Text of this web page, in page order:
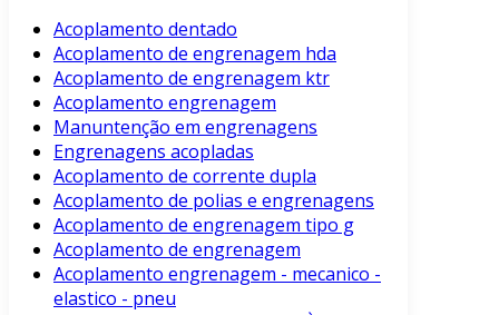
Acoplamento dentado
Acoplamento de engrenagem hda
Acoplamento de engrenagem ktr
Acoplamento engrenagem
Manuntenção em engrenagens
Engrenagens acopladas
Acoplamento de corrente dupla
Acoplamento de polias e engrenagens
Acoplamento de engrenagem tipo g
Acoplamento de engrenagem
Acoplamento engrenagem - mecanico -
elastico - pneu